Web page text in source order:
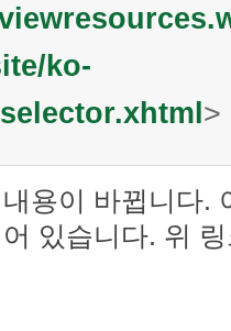
ko-
>
용이 바뀝니다.
있습니다. 위